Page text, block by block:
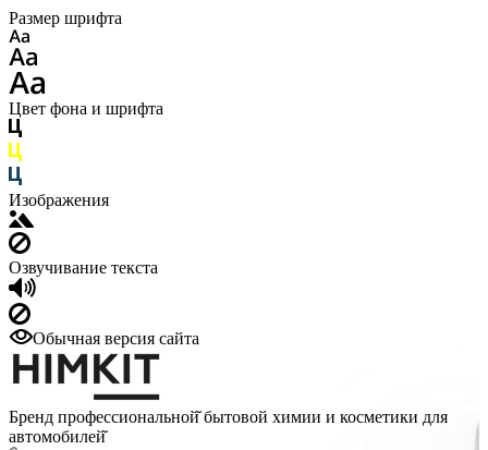
Размер шрифта
Цвет фона и шрифта
Изображения
Озвучивание текста
Обычная версия сайта
Бренд профессиональной̆ бытовой химии и косметики для
автомобилей̆